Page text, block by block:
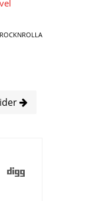
ROCKNROLLA